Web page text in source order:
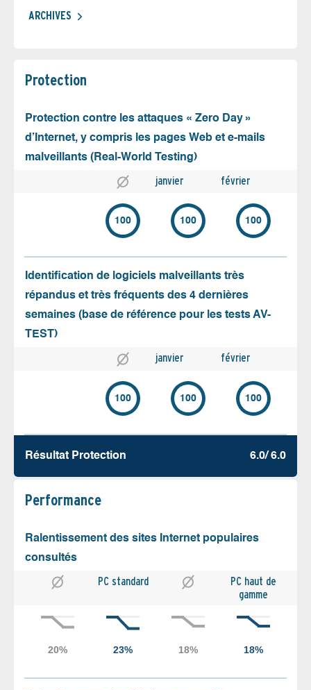
ARCHIVES
Protection
Protection contre les attaques « Zero Day »
d’Internet, y compris les pages Web et e-mails
malveillants (Real-World Testing)
janvier février
100 100 100
Identification de logiciels malveillants très
répandus et très fréquents des 4 dernières
semaines (base de référence pour les tests AV-
TEST)
janvier février
100 100 100
Résultat Protection 6.0/ 6.0
Performance
Ralentissement des sites Internet populaires
consultés
PC standard
PC haut de
gamme